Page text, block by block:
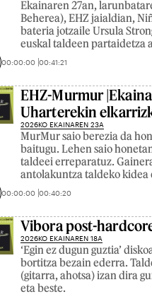
Ekainaren 27an,
Beherea), EHZ jaialdian,
bateria jotzaile Ursula
euskal taldeen partaidetza
00:00:00 00:41:21
EHZ-Murmur
Uharterekin
2026KO EKAINAREN 23A
MurMur saio berezia da
baitugu. Lehen saio
taldeei erreparatuz.
antolakuntza taldeko
00:00:00 00:40:20
Vibora post-
2026KO EKAINAREN 18A
‘Egin ez dugun guztia’
bortitza bezain ederra.
(gitarra, ahotsa) izan dira
eta beste.